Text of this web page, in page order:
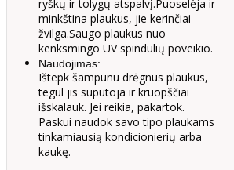
ryškų ir tolygų atspalvį.Puoselėja ir
minkština plaukus, jie kerinčiai
žvilga.Saugo plaukus nuo
kenksmingo UV spindulių poveikio.
Naudojimas:
Ištepk šampūnu drėgnus plaukus,
tegul jis suputoja ir kruopščiai
išskalauk. Jei reikia, pakartok.
Paskui naudok savo tipo plaukams
tinkamiausią kondicionierių arba
kaukę.